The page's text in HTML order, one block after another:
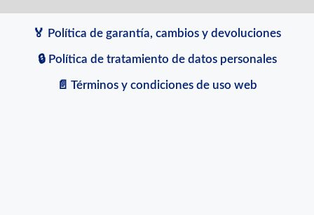
🏅 Política de garantía, cambios y devoluciones
🔒 Política de tratamiento de datos personales
📄 Términos y condiciones de uso web